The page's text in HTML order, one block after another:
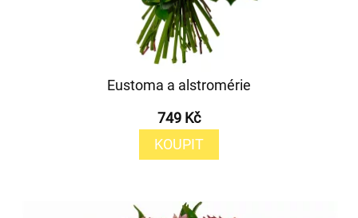
Eustoma a alstromérie
749 Kč
KOUPIT